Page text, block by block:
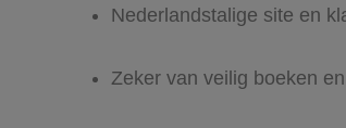
Nederlandstalige site en
Zeker van veilig boeken